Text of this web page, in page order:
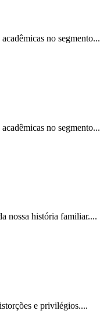
no segmento...
no segmento...
nossa história familiar....
e privilégios....